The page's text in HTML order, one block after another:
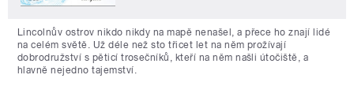
Lincolnův ostrov nikdo nikdy na mapě nenašel, a přece ho znají lidé
na celém světě. Už déle než sto třicet let na něm prožívají
dobrodružství s pěticí trosečníků, kteří na něm našli útočiště, a
hlavně nejedno tajemství.